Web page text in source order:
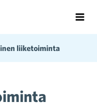
liiketoiminta